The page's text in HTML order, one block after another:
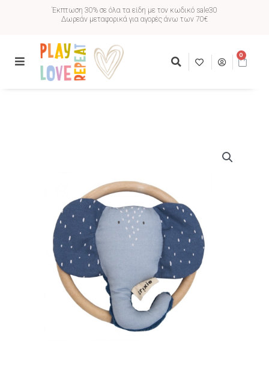
Έκπτωση 30% σε όλα τα είδη με τον κωδικό sale30
Δωρεάν μεταφορικά για αγορές άνω των 70€
0